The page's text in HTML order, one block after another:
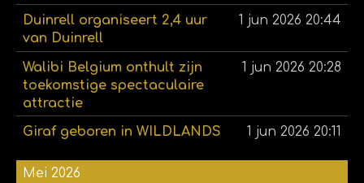
Duinrell organiseert 2,4 uur
van Duinrell
1 jun 2026 20:44
Walibi Belgium onthult zijn
toekomstige spectaculaire
attractie
1 jun 2026 20:28
Giraf geboren in WILDLANDS 1 jun 2026 20:11
Mei 2026